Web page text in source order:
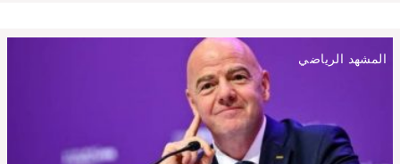
المشهد الرياضي